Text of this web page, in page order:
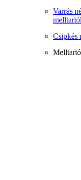
Varrás
Csipkés